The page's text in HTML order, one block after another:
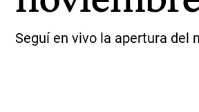
Seguí en vivo la apertura del